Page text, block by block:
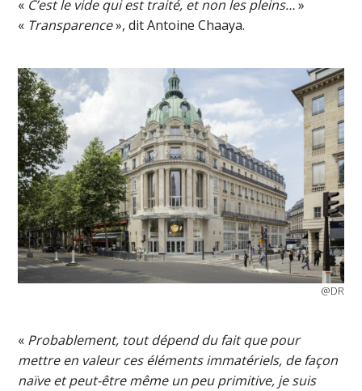
« C’est le vide qui est traité, et non les pleins…»
« Transparence», dit Antoine Chaaya.
@DR
« Probablement, tout dépend du fait que pour
mettre en valeur ces éléments immatériels, de façon
naïve et peut-être même un peu primitive, je suis